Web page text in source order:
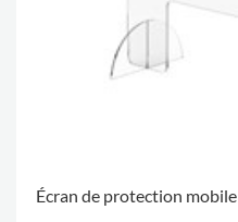
Écran de protection mobile